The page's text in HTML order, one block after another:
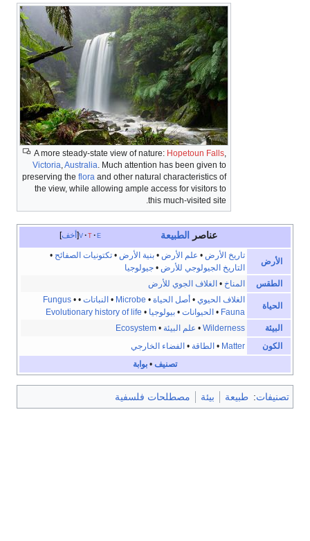
A more steady-state view of nature: Hopetoun Falls,
Victoria,Australia. Much attention has been given to
preserving the flora and other natural characteristics of
the view, while allowing ample access for visitors to
this much-visited site.
أخف v t e عناصر الطبيعة
الأرض
تاريخ الأرض • علم الأرض •بنية الأرض •تكتونيات الصفائح •
التاريخ الجيولوجي للأرض •جيولوجيا
الطقس
المناخ • الغلاف الجوي للأرض
الحياة
الغلاف الحيوي • أصل الحياة •
Microbe
• النباتات •
Fungus•
Fauna
• الحيوانات •بيولوجيا •
Evolutionary history of life
البيئة
Wilderness
• علم البيئة •
Ecosystem
الكون
Matter
• الطاقة • الفضاء الخارجي
تصنيف • بوابة
تصنيفات: طبيعة بيئة مصطلحات فلسفية